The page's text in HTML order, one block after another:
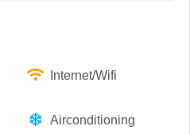
Internet/Wifi
Airconditioning